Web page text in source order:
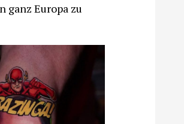
ganz Europa zu